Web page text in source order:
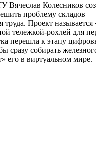
Колесников
проблему складов
труда. Проект называется
тележкой-рохлей для
перешла к этапу
сразу собирать
его в виртуальном мире.